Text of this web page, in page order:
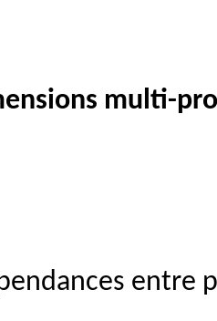
multi-
entre